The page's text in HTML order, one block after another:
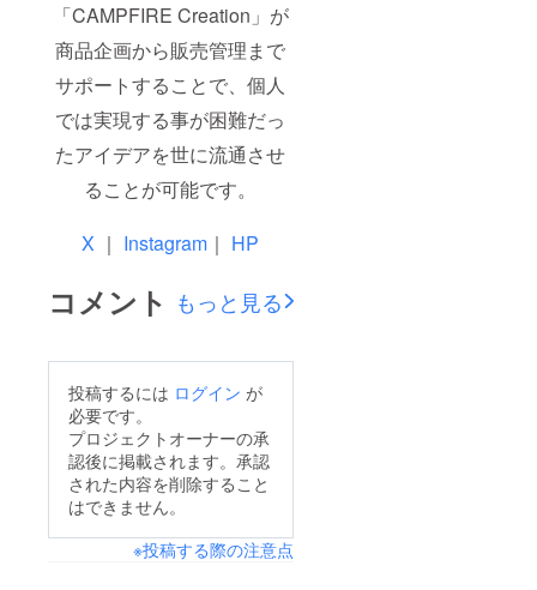
「CAMPFIRE Creation」が
商品企画から販売管理まで
サポートすることで、個人
では実現する事が困難だっ
たアイデアを世に流通させ
ることが可能です。
X ｜ Instagram ｜ HP
コメント もっと見る
投稿するには ログイン が
必要です。
プロジェクトオーナーの承
認後に掲載されます。承認
された内容を削除すること
はできません。
※投稿する際の注意点